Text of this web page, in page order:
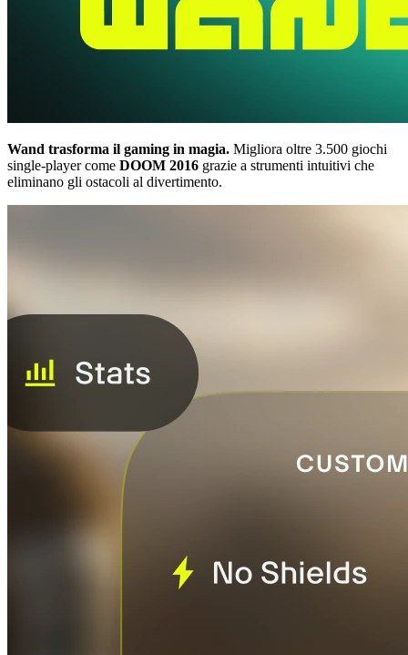
Wand trasforma il gaming in magia. Migliora oltre 3.500 giochi
single-player come DOOM 2016 grazie a strumenti intuitivi che
eliminano gli ostacoli al divertimento.